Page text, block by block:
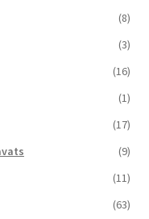
(8)
(3)
(16)
(1)
(17)
(9)
(11)
(63)